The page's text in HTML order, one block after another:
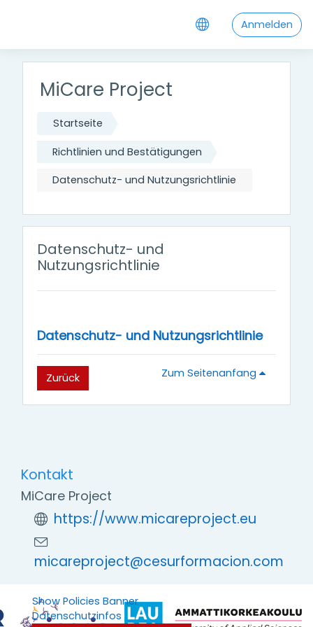
Anmelden
MiCare Project
Startseite
Richtlinien und Bestätigungen
Datenschutz- und Nutzungsrichtlinie
Datenschutz- und
Nutzungsrichtlinie
Datenschutz- und Nutzungsrichtlinie
Zurück Zum Seitenanfang
Kontakt
MiCare Project
https://www.micareproject.eu
micareproject@cesurformacion.com
Show Policies Banner
Datenschutzinfos